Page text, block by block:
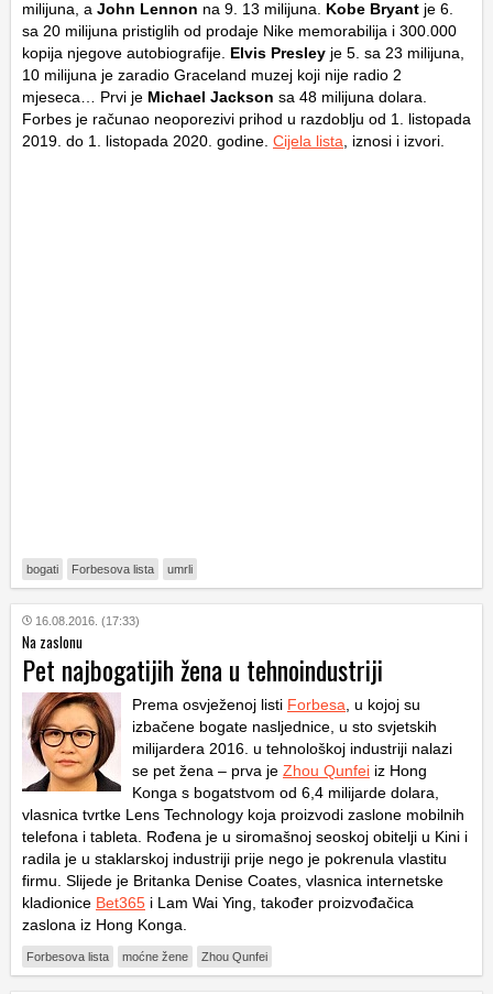
milijuna, a John Lennon na 9. 13 milijuna. Kobe Bryant je 6.
sa 20 milijuna pristiglih od prodaje Nike memorabilija i 300.000
kopija njegove autobiografije. Elvis Presley je 5. sa 23 milijuna,
10 milijuna je zaradio Graceland muzej koji nije radio 2
mjeseca… Prvi je Michael Jackson sa 48 milijuna dolara.
Forbes je računao neoporezivi prihod u razdoblju od 1. listopada
2019. do 1. listopada 2020. godine. Cijela lista , iznosi i izvori.
bogati Forbesova lista umrli
16.08.2016. (17:33)
Na zaslonu
Pet najbogatijih žena u tehnoindustriji
Prema osvježenoj listi Forbesa , u kojoj su
izbačene bogate nasljednice, u sto svjetskih
milijardera 2016. u tehnološkoj industriji nalazi
se pet žena – prva je Zhou Qunfei iz Hong
Konga s bogatstvom od 6,4 milijarde dolara,
vlasnica tvrtke Lens Technology koja proizvodi zaslone mobilnih
telefona i tableta. Rođena je u siromašnoj seoskoj obitelji u Kini i
radila je u staklarskoj industriji prije nego je pokrenula vlastitu
firmu. Slijede je Britanka Denise Coates, vlasnica internetske
kladionice Bet365 i Lam Wai Ying, također proizvođačica
zaslona iz Hong Konga.
Forbesova lista moćne žene Zhou Qunfei